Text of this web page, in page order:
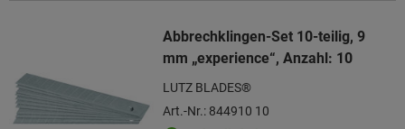
Abbrechklingen-Set 10-teilig, 9
mm „experience“, Anzahl: 10
LUTZ BLADES®
Art.-Nr.: 844910 10